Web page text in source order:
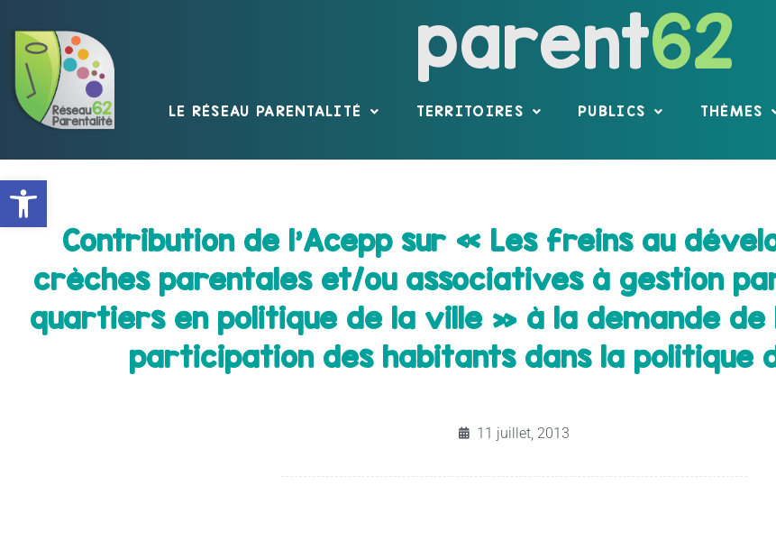
Ouvrir la barre d’outils
parent62
LE RÉSEAU PARENTALITÉ TERRITOIRES PUBLICS THÈMES
Contribution de l’Acepp sur « Les freins au
crèches parentales et/ou associatives à gestion
quartiers en politique de la ville » à la demande de
participation des habitants dans la politique
11 juillet, 2013